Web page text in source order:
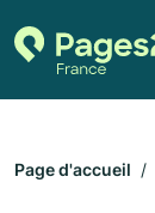
Page d'accueil